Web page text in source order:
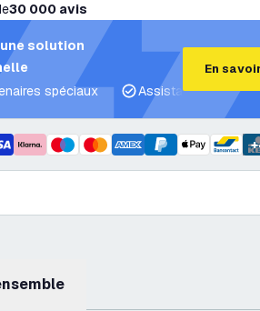
30 000 avis
solution
spéciaux
Assistance projet et
En
+